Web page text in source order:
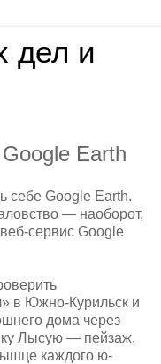
дел и
Earth
себе Google Earth.
— наоборот,
сервис Google
в Южно-Курильск и
дома через
Лысую — пейзаж,
каждого ю-